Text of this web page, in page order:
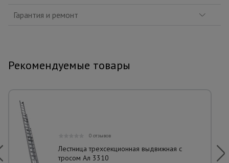
Гарантия и ремонт
Рекомендуемые товары
0 отзывов
Лестница трехсекционная выдвижная с
тросом Ал 3310